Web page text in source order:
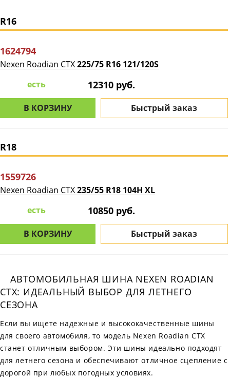
R16
1624794
Nexen Roadian CTX225/75 R16 121/120S
есть
12310 руб.
В КОРЗИНУ Быстрый заказ
R18
1559726
Nexen Roadian CTX235/55 R18 104H XL
есть
10850 руб.
В КОРЗИНУ Быстрый заказ
АВТОМОБИЛЬНАЯ ШИНА NEXEN ROADIAN
CTX: ИДЕАЛЬНЫЙ ВЫБОР ДЛЯ ЛЕТНЕГО
СЕЗОНА
Если вы ищете надежные и высококачественные шины
для своего автомобиля, то модель Nexen Roadian CTX
станет отличным выбором. Эти шины идеально подходят
для летнего сезона и обеспечивают отличное сцепление с
дорогой при любых погодных условиях.